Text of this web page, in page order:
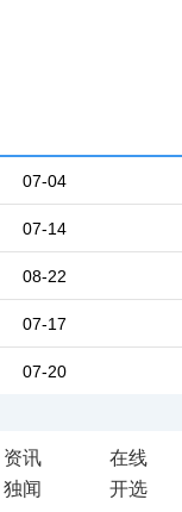
07-04
07-14
08-22
07-17
07-20
资讯
在线
独闻 开选